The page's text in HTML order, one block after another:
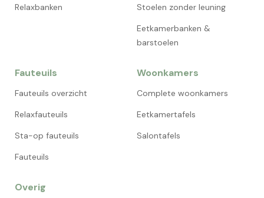
Relaxbanken
Stoelen zonder leuning
Eetkamerbanken &
barstoelen
Fauteuils
Fauteuils overzicht
Relaxfauteuils
Sta-op fauteuils
Fauteuils
Woonkamers
Complete woonkamers
Eetkamertafels
Salontafels
Overig